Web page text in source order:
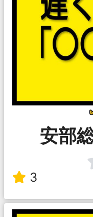
安部
3